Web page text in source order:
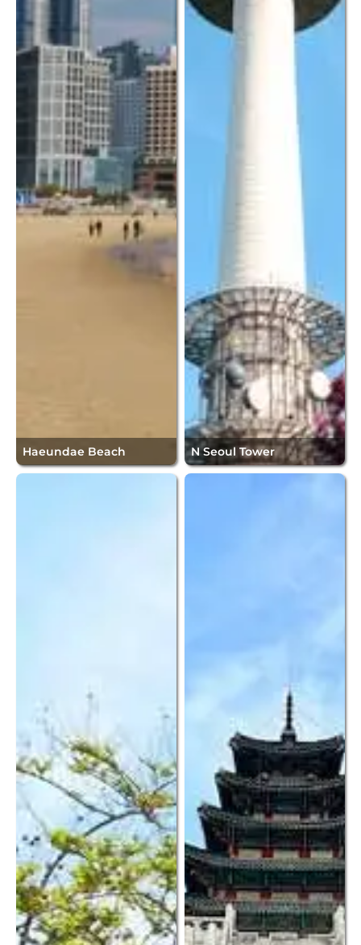
Haeundae Beach N Seoul Tower